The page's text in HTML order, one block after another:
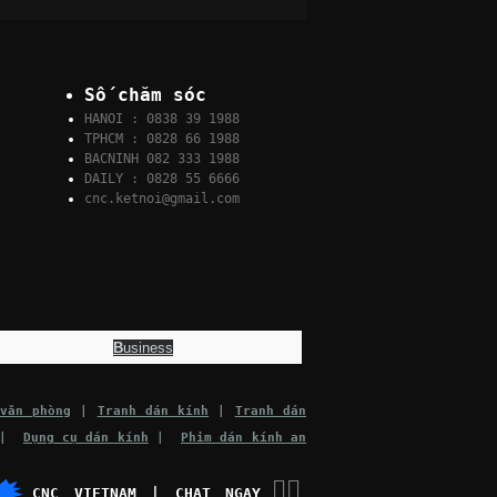
Số chăm sóc
HANOI : 0838 39 1988
TPHCM : 0828 66 1988
BACNINH 082 333 1988
DAILY : 0828 55 6666
cnc.ketnoi@gmail.com
Business
phòng Tranh dán kính
Tranh dán
Dụng cụ dán kính Phim dán kính an
CNC VIETNAM | CHAT NGAY 👉🏽